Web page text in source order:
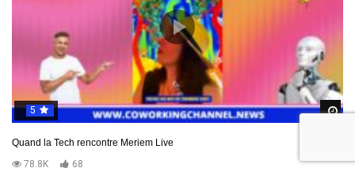
5
Quand la Tech rencontre Meriem Live
78.8K
68